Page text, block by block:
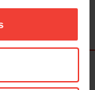
jubilación